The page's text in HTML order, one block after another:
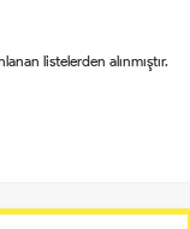
listelerden alınmıştır.